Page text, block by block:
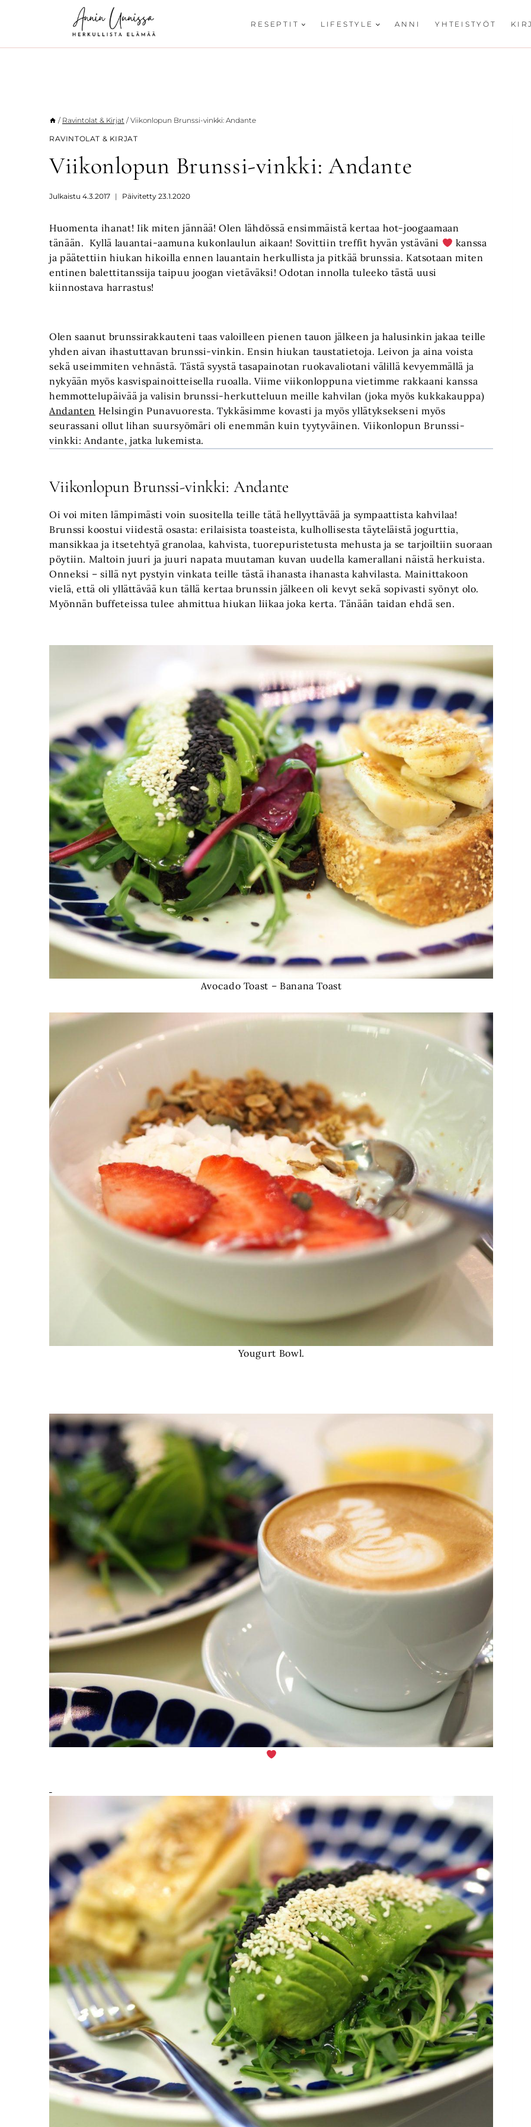
RESEPTIT LIFESTYLE ANNI YHTEISTYÖT
/ Ravintolat & Kirjat / Viikonlopun Brunssi-vinkki: Andante
RAVINTOLAT & KIRJAT
Viikonlopun Brunssi-vinkki: Andante
Julkaistu 4.3.2017 Päivitetty 23.1.2020
Huomenta ihanat! Iik miten jännää! Olen lähdössä ensimmäistä kertaa hot-joogaamaan
tänään. Kyllä lauantai-aamuna kukonlaulun aikaan! Sovittiin treffit hyvän ystäväni
kanssa
ja päätettiin hiukan hikoilla ennen lauantain herkullista ja pitkää brunssia. Katsotaan miten
entinen balettitanssija taipuu joogan vietäväksi! Odotan innolla tuleeko tästä uusi
kiinnostava harrastus!
Olen saanut brunssirakkauteni taas valoilleen pienen tauon jälkeen ja halusinkin jakaa teille
yhden aivan ihastuttavan brunssi-vinkin. Ensin hiukan taustatietoja. Leivon ja aina voista
sekä useimmiten vehnästä. Tästä syystä tasapainotan ruokavaliotani välillä kevyemmällä ja
nykyään myös kasvispainoitteisella ruoalla. Viime viikonloppuna vietimme rakkaani kanssa
hemmottelupäivää ja valisin brunssi-herkutteluun meille kahvilan (joka myös kukkakauppa)
Andanten Helsingin Punavuoresta. Tykkäsimme kovasti ja myös yllätyksekseni myös
seurassani ollut lihan suursyömäri oli enemmän kuin tyytyväinen. Viikonlopun Brunssi-
vinkki: Andante, jatka lukemista.
Viikonlopun Brunssi-vinkki: Andante
Oi voi miten lämpimästi voin suositella teille tätä hellyyttävää ja sympaattista kahvilaa!
Brunssi koostui viidestä osasta: erilaisista toasteista, kulhollisesta täyteläistä jogurttia,
mansikkaa ja itsetehtyä granolaa, kahvista, tuorepuristetusta mehusta ja se tarjoiltiin suoraan
pöytiin. Maltoin juuri ja juuri napata muutaman kuvan uudella kamerallani näistä herkuista.
Onneksi – sillä nyt pystyin vinkata teille tästä ihanasta ihanasta kahvilasta. Mainittakoon
vielä, että oli yllättävää kun tällä kertaa brunssin jälkeen oli kevyt sekä sopivasti syönyt olo.
Myönnän buffeteissa tulee ahmittua hiukan liikaa joka kerta. Tänään taidan ehdä sen.
Avocado Toast – Banana Toast
Yougurt Bowl.